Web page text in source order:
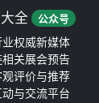
全 公众号
权威新媒体
关展会预告
评价与推荐
与交流平台